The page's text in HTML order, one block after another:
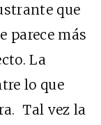
que
parece más
La
lo que
Tal vez la